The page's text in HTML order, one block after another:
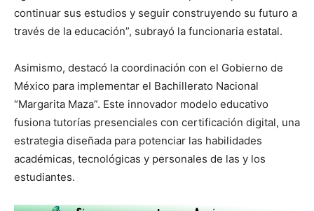
continuar sus estudios y seguir construyendo su futuro a
través de la educación”, subrayó la funcionaria estatal.
Asimismo, destacó la coordinación con el Gobierno de
México para implementar el Bachillerato Nacional
“Margarita Maza”. Este innovador modelo educativo
fusiona tutorías presenciales con certificación digital, una
estrategia diseñada para potenciar las habilidades
académicas, tecnológicas y personales de las y los
estudiantes.